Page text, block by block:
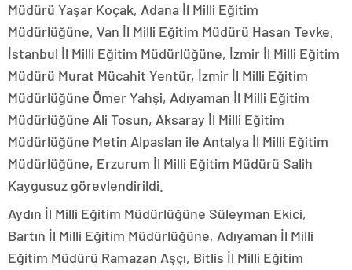
Müdürü Yaşar Koçak, Adana İl Milli Eğitim
Müdürlüğüne, Van İl Milli Eğitim Müdürü Hasan Tevke,
İstanbul İl Milli Eğitim Müdürlüğüne, İzmir İl Milli Eğitim
Müdürü Murat Mücahit Yentür, İzmir İl Milli Eğitim
Müdürlüğüne Ömer Yahşi, Adıyaman İl Milli Eğitim
Müdürlüğüne Ali Tosun, Aksaray İl Milli Eğitim
Müdürlüğüne Metin Alpaslan ile Antalya İl Milli Eğitim
Müdürlüğüne, Erzurum İl Milli Eğitim Müdürü Salih
Kaygusuz görevlendirildi.
Aydın İl Milli Eğitim Müdürlüğüne Süleyman Ekici,
Bartın İl Milli Eğitim Müdürlüğüne, Adıyaman İl Milli
Eğitim Müdürü Ramazan Aşçı, Bitlis İl Milli Eğitim